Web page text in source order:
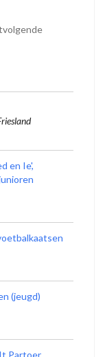
en Ie',
(jeugd)
Partoer